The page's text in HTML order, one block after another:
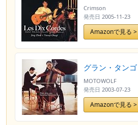
Crimson
発売日 2005-11-23
Amazonで見る >
グラン・タンゴ
MOTOWOLF
発売日 2003-07-23
Amazonで見る >